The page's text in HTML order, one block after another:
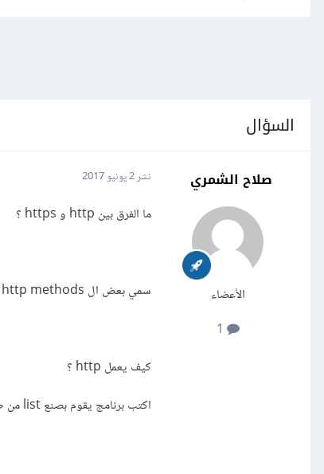
السؤال
صلاح الشمري
الأعضاء
نشر2 يونيو 2017
ما الفرق بين http و https ؟
سمي بعض ال http methods واستخدامها ؟
كيف يعمل http ؟
اكتب برنامج يقوم بصنع list من طول يحدده المستخدم ( input (